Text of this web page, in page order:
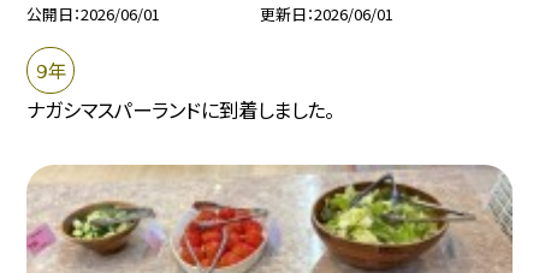
公開日 2026/06/01 更新日 2026/06/01
９年
ナガシマスパーランドに到着しました。